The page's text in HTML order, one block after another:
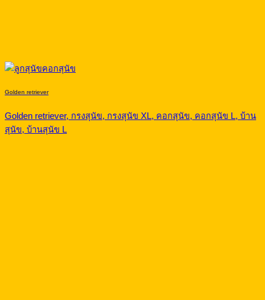
Golden retriever
Golden retriever, กรงสุนัข, กรงสุนัข XL, คอกสุนัข, คอกสุนัข L, บ้าน
สุนัข, บ้านสุนัข L